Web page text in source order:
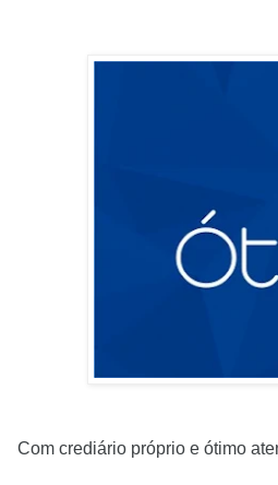
Com crediário próprio e ótimo